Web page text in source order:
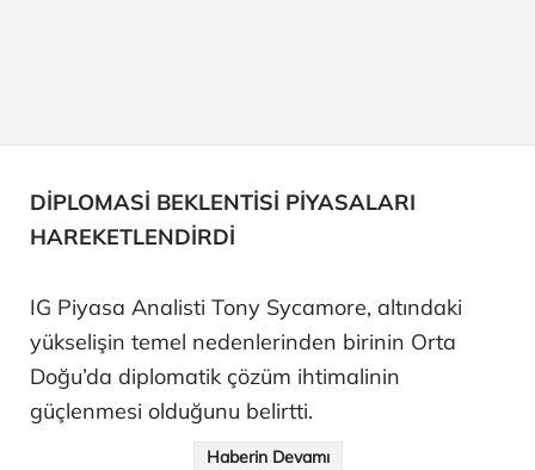
DİPLOMASİ BEKLENTİSİ PİYASALARI
HAREKETLENDİRDİ
IG Piyasa Analisti Tony Sycamore, altındaki
yükselişin temel nedenlerinden birinin Orta
Doğu’da diplomatik çözüm ihtimalinin
güçlenmesi olduğunu belirtti.
Haberin Devamı